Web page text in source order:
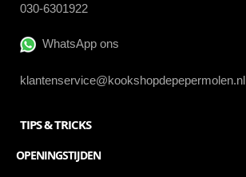
030-6301922
WhatsApp ons
klantenservice@kookshopdepepermolen.nl
TIPS & TRICKS
OPENINGSTIJDEN